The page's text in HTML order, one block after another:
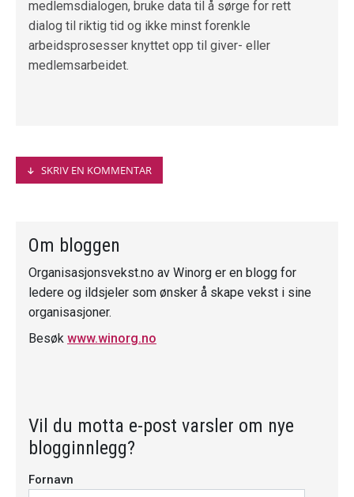
medlemsdialogen, bruke data til å sørge for rett
dialog til riktig tid og ikke minst forenkle
arbeidsprosesser knyttet opp til giver- eller
medlemsarbeidet.
SKRIV EN KOMMENTAR
Etternavn
E-post *
Kommentar
Om bloggen
Organisasjonsvekst.no av Winorg er en blogg for
ledere og ildsjeler som ønsker å skape vekst i sine
organisasjoner.
Besøk www.winorg.no
Vil du motta e-post varsler om nye
blogginnlegg?
Fornavn